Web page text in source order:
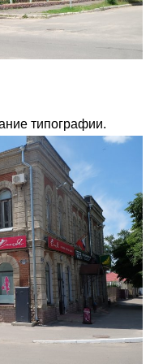
типографии.